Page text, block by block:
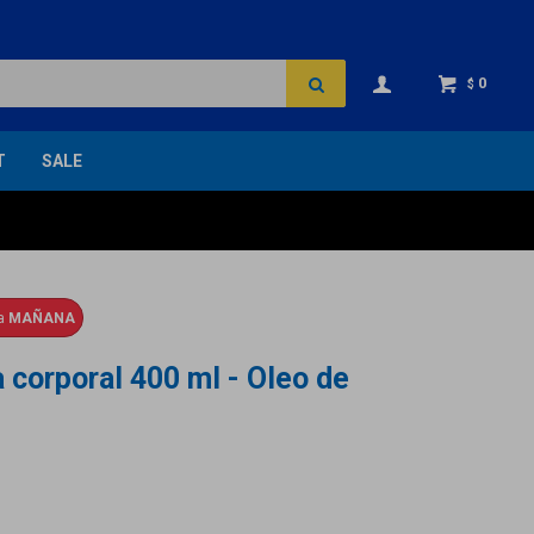
SALE
$ 0
MAÑANA
corporal 400 ml - Oleo de